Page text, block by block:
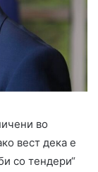
во
вест дека е
со тендери“